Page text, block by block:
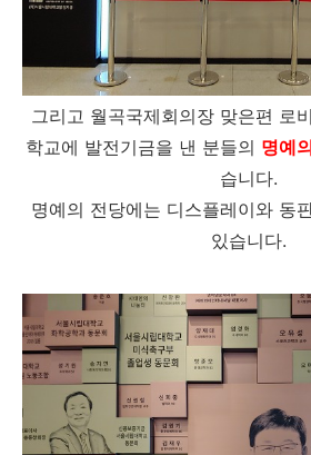
그리고 월곡국제회의장 맞은편 로
학교에 발전기금을 낸 분들의 명예
습니다.
명예의 전당에는 디스플레이와 동
있습니다.